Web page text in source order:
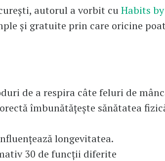
autorul a vorbit cuHabits by
și gratuite prin care oricine
de a respira câte feluri de
îmbunătățește sănătatea
longevitatea.
30 de funcții diferite